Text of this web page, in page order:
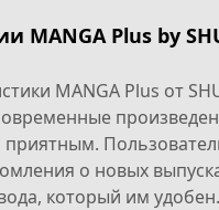
MANGA Plus by
MANGA Plus от
приятным.
о новых
который им